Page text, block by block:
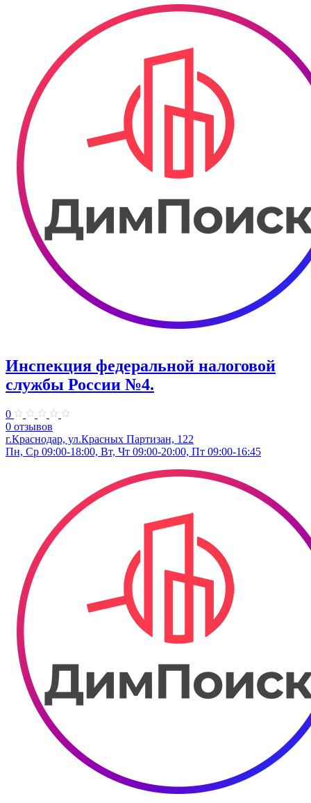
Инспекция федеральной налоговой
службы России №4.
0
0 отзывов
г.Краснодар, ул.​Красных Партизан, 122
Пн, Ср 09:00-18:00, Вт, Чт 09:00-20:00, Пт 09:00-16:45